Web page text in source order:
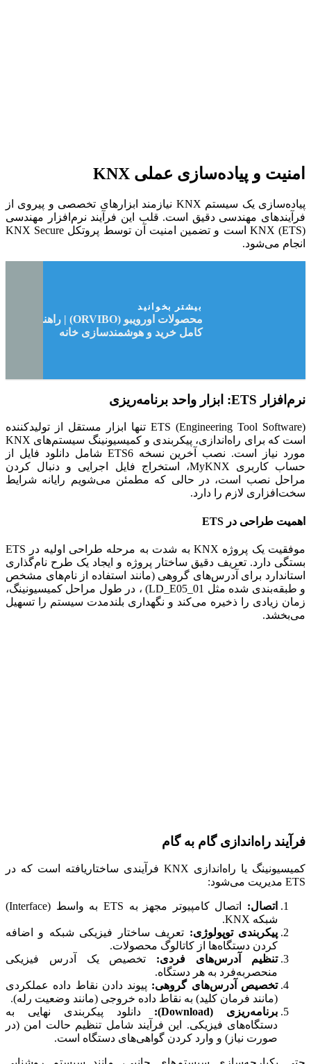
امنیت و پیاده‌سازی عملی KNX
پیاده‌سازی یک سیستم KNX نیازمند ابزارهای تخصصی و پیروی از
فرآیندهای مهندسی دقیق است. قلب این فرآیند نرم‌افزار مهندسی
KNX (ETS) است و تضمین امنیت آن توسط پروتکل KNX Secure
انجام می‌شود.
بیشتر بخوانید
محصولات اورویبو (ORVIBO) | راهنمای
کامل خرید و هوشمندسازی خانه
نرم‌افزار ETS: ابزار واحد برنامه‌ریزی
ETS (Engineering Tool Software) تنها ابزار مستقل از تولیدکننده
است که برای راه‌اندازی، پیکربندی و کمیسیونینگ سیستم‌های KNX
مورد نیاز است. نصب آخرین نسخه ETS6 شامل دانلود فایل از
حساب کاربری MyKNX، استخراج فایل اجرایی و دنبال کردن
مراحل نصب است، در حالی که مطمئن می‌شویم رایانه شرایط
سخت‌افزاری لازم را دارد.
اهمیت طراحی در ETS
موفقیت یک پروژه KNX به شدت به مرحله طراحی اولیه در ETS
بستگی دارد. تعریف دقیق ساختار پروژه و ایجاد یک طرح نام‌گذاری
استاندارد برای آدرس‌های گروهی (مانند استفاده از نام‌های مشخص
و طبقه‌بندی شده مثل LD_E05_01) ، در طول مراحل کمیسیونینگ،
زمان زیادی را ذخیره می‌کند و نگهداری بلندمدت سیستم را تسهیل
می‌بخشد.
فرآیند راه‌اندازی گام به گام
کمیسیونینگ یا راه‌اندازی KNX فرآیندی ساختاریافته است که در
ETS مدیریت می‌شود:
اتصال:
اتصال کامپیوتر مجهز به ETS به واسط (Interface)
شبکه KNX.
پیکربندی توپولوژی: تعریف ساختار فیزیکی شبکه و اضافه
کردن دستگاه‌ها از کاتالوگ محصولات.
تنظیم آدرس‌های فردی: تخصیص یک آدرس فیزیکی
منحصربه‌فرد به هر دستگاه.
تخصیص آدرس‌های گروهی: پیوند دادن نقاط داده عملکردی
(مانند فرمان کلید) به نقاط داده خروجی (مانند وضعیت رله).
برنامه‌ریزی (Download):
دانلود پیکربندی نهایی به
دستگاه‌های فیزیکی. این فرآیند شامل تنظیم حالت امن (در
صورت نیاز) و وارد کردن گواهی‌های دستگاه است.